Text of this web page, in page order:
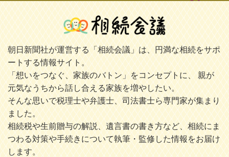
朝日新聞社が運営する「相続会議」は、円満な相続をサポ
ートする情報サイト。
「想いをつなぐ、家族のバトン」をコンセプトに、 親が
元気なうちから話し合える家族を増やしたい。
そんな思いで税理士や弁護士、司法書士ら専門家が集まり
ました。
相続税や生前贈与の解説、遺言書の書き方など、相続にま
つわる対策や手続きについて執筆・監修した情報をお届け
します。